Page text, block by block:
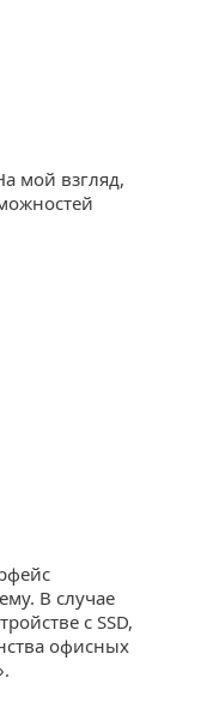
мой взгляд,
В случае
с SSD,
офисных